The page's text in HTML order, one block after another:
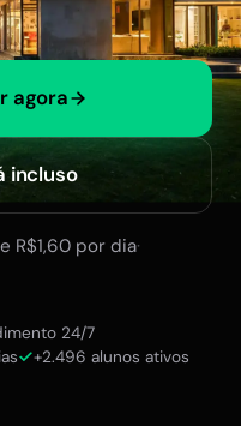
agora
incluso
R$1,60 por dia·
24/7
+2.496 alunos ativos